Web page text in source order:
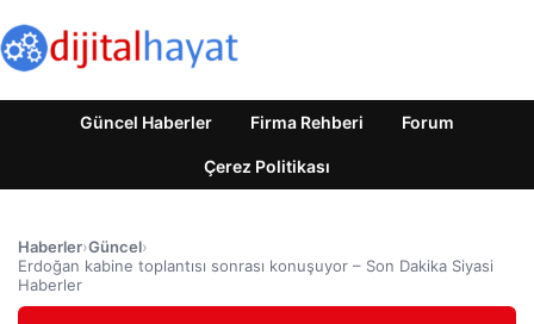
Güncel Haberler Firma Rehberi Forum
Çerez Politikası
Haberler›Güncel›
Erdoğan kabine toplantısı sonrası konuşuyor – Son Dakika Siyasi
Haberler